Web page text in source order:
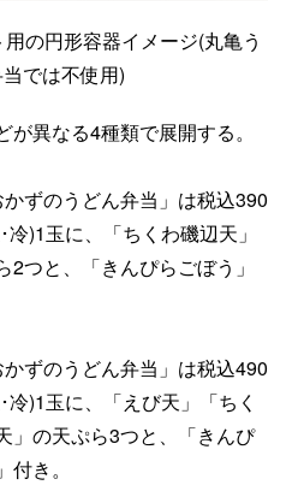
の円形容器イメージ(丸亀う
では不使用)
異なる4種類で展開する。
かずのうどん弁当」は税込390
)1玉に、「ちくわ磯辺天」
2つと、「きんぴらごぼう」
かずのうどん弁当」は税込490
)1玉に、「えび天」「ちく
」の天ぷら3つと、「きんぴ
き。